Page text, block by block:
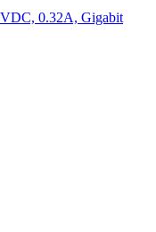
0.32A, Gigabit